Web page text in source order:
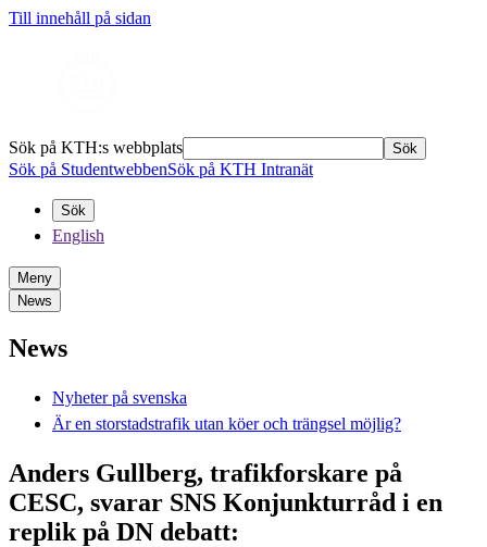
Till innehåll på sidan
Sök på KTH:s webbplats Sök
Sök på StudentwebbenSök på KTH Intranät
Sök
English
Meny
News
News
Nyheter på svenska
Är en storstadstrafik utan köer och trängsel möjlig?
Anders Gullberg, trafikforskare på
CESC, svarar SNS Konjunkturråd i en
replik på DN debatt: